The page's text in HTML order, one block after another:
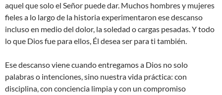
aquel que solo el Señor puede dar. Muchos hombres y mujeres
fieles a lo largo de la historia experimentaron ese descanso
incluso en medio del dolor, la soledad o cargas pesadas. Y todo
lo que Dios fue para ellos, Él desea ser para ti también.
Ese descanso viene cuando entregamos a Dios no solo
palabras o intenciones, sino nuestra vida práctica: con
disciplina, con conciencia limpia y con un compromiso